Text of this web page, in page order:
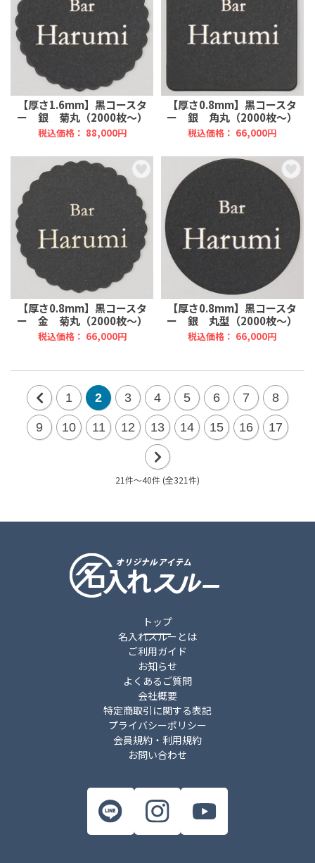
【厚さ1.6mm】黒コースタ
ー 銀 菊丸（2000枚～）
税込価格： 88,000円
【厚さ0.8mm】黒コースタ
ー 銀 角丸（2000枚～）
税込価格： 66,000円
【厚さ0.8mm】黒コースタ
ー 金 菊丸（2000枚～）
税込価格： 66,000円
【厚さ0.8mm】黒コースタ
ー 銀 丸型（2000枚～）
税込価格： 66,000円
前
1 2 3 4 5 6 7 8
9 10 11 12 13 14 15 16 17
次
21件～40件 (全321件)
トップ
名入れスルーとは
ご利用ガイド
お知らせ
よくあるご質問
会社概要
特定商取引に関する表記
プライバシーポリシー
会員規約・利用規約
お問い合わせ